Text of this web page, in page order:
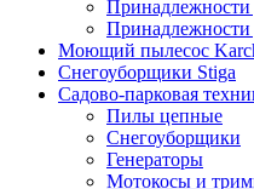
Принадлежности
Принадлежности
Моющий пылесос
Снегоуборщики Stiga
Садово-парковая
Пилы цепные
Снегоуборщики
Генераторы
Мотокосы и